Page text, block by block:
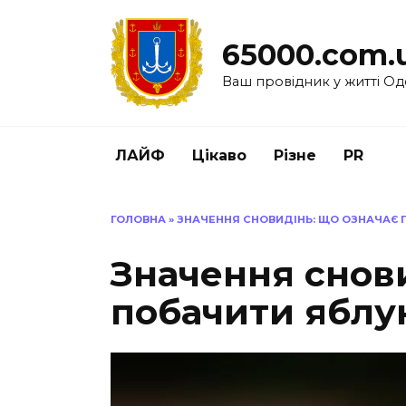
Ваш провідник у житті
ЛАЙФ Цікаво Різне PR
ГОЛОВНА » ЗНАЧЕННЯ СНОВИДІНЬ: ЩО ОЗНАЧАЄ
Значення
побачити